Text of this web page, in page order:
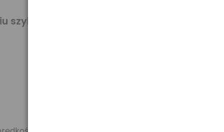
szybkiej karty uzyskujemy super